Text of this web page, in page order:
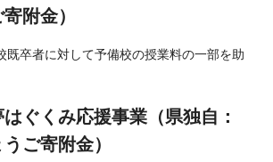
附金）
既卒者に対して予備校の授業料の一部を助
ぐくみ応援事業（県独自：
ご寄附金）